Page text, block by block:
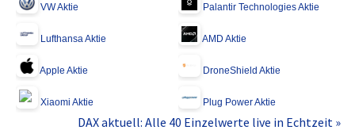
VW Aktie Palantir Technologies Aktie
Lufthansa Aktie AMD Aktie
Apple Aktie DroneShield Aktie
Xiaomi Aktie Plug Power Aktie
DAX aktuell: Alle 40 Einzelwerte live in Echtzeit »